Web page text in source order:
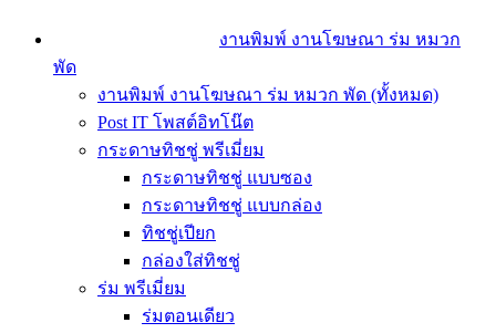
งานพิมพ์ งานโฆษณา ร่ม หมวก
พัด
งานพิมพ์ งานโฆษณา ร่ม หมวก พัด (ทั้งหมด)
Post IT โพสต์อิทโน๊ต
กระดาษทิชชู่ พรีเมี่ยม
กระดาษทิชชู่ แบบซอง
กระดาษทิชชู่ แบบกล่อง
ทิชชู่เปียก
กล่องใส่ทิชชู่
ร่ม พรีเมี่ยม
ร่มตอนเดียว